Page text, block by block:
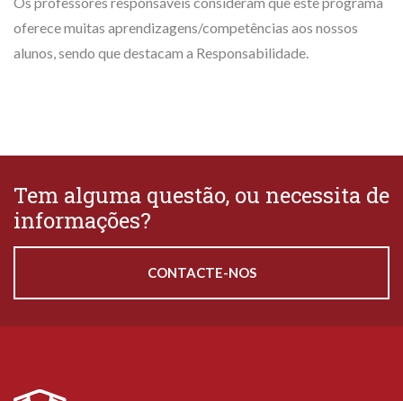
oferece muitas aprendizagens/competências aos nossos
alunos, sendo que destacam a Responsabilidade.
Tem alguma questão, ou necessita de
informações?
CONTACTE-NOS